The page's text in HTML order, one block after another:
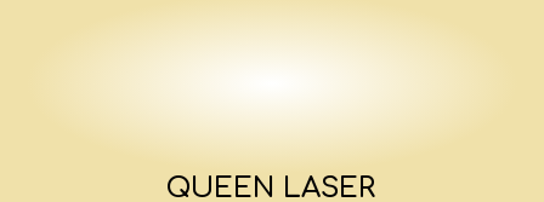
QUEEN LASER